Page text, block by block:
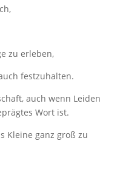
zu erleben,
festzuhalten.
auch wenn Leiden
Wort ist.
Kleine ganz groß zu